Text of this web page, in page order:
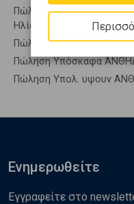
Πώληση Συγκροτήματα
Ηλίας
Πώληση Υπόγεια
Πώληση Υπόσκαφα
Πώληση Υπολ. υψουν
Ενημερωθείτε
Εγγραφείτε στο